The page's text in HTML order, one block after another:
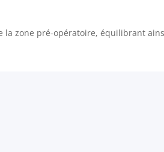
la zone pré-opératoire, équilibrant